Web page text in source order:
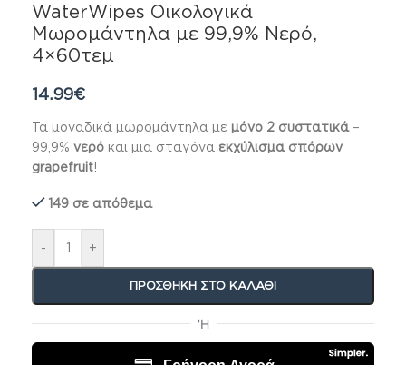
WaterWipes Οικολογικά
Μωρομάντηλα με 99,9% Νερό,
4×60τεμ
14.99€
Τα μοναδικά μωρομάντηλα με μόνο 2 συστατικά –
99,9% νερό και μια σταγόνα εκχύλισμα σπόρων
grapefruit!
149 σε απόθεμα
- +
ΠΡΟΣΘΉΚΗ ΣΤΟ ΚΑΛΆΘΙ